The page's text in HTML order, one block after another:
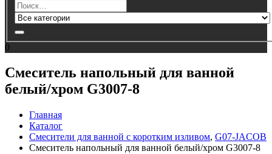
0
Смеситель напольный для ванной
белый/хром G3007-8
Главная
Каталог
Смесители для ванной с коротким изливом, G07-JACOB
Смеситель напольный для ванной белый/хром G3007-8